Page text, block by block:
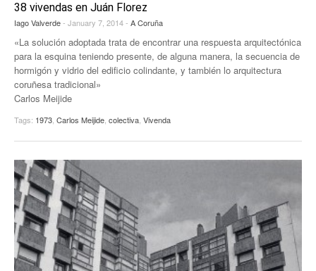
38 vivendas en Juán Florez
Iago Valverde- January 7, 2014 - A Coruña
«La solución adoptada trata de encontrar una respuesta arquitectónica
para la esquina teniendo presente, de alguna manera, la secuencia de
hormigón y vidrio del edificio colindante, y también lo arquitectura
coruñesa tradicional»
Carlos Meijide
Tags: 1973, Carlos Meijide, colectiva, Vivenda